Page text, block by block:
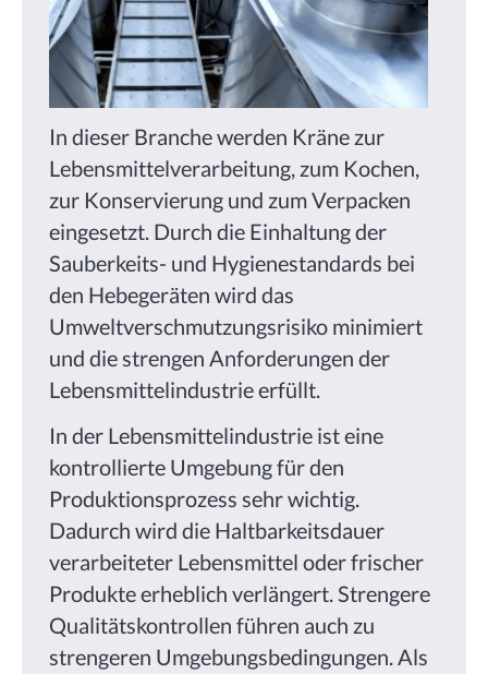
In dieser Branche werden Kräne zur
Lebensmittelverarbeitung, zum Kochen,
zur Konservierung und zum Verpacken
eingesetzt. Durch die Einhaltung der
Sauberkeits- und Hygienestandards bei
den Hebegeräten wird das
Umweltverschmutzungsrisiko minimiert
und die strengen Anforderungen der
Lebensmittelindustrie erfüllt.
In der Lebensmittelindustrie ist eine
kontrollierte Umgebung für den
Produktionsprozess sehr wichtig.
Dadurch wird die Haltbarkeitsdauer
verarbeiteter Lebensmittel oder frischer
Produkte erheblich verlängert. Strengere
Qualitätskontrollen führen auch zu
strengeren Umgebungsbedingungen. Als